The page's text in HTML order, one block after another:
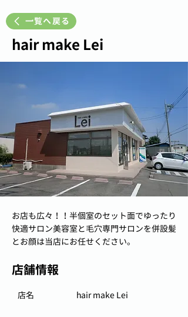
一覧へ戻る
hair make Lei
お店も広々！！半個室のセット面でゆったり
快適サロン美容室と毛穴専門サロンを併設髪
とお顔は当店にお任せください。
店舗情報
hair make Lei
店名